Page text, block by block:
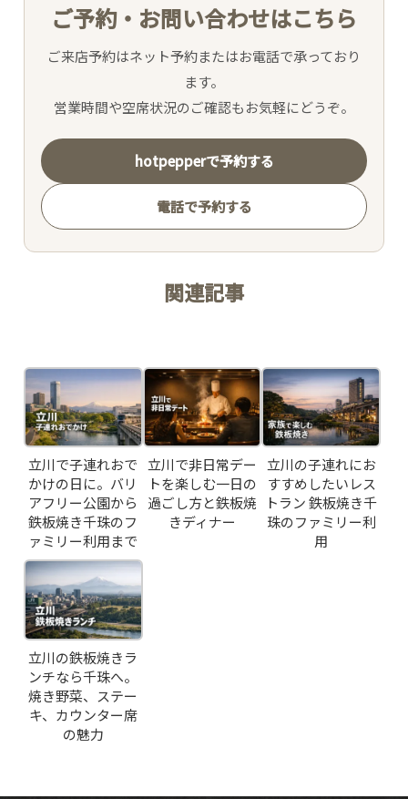
SNS
INTERIOR
NEWS
MOVIE
ACCESS /
RESERVATION
ご予約・お問い合わせはこちら
ご来店予約はネット予約またはお電話で承っており
ます。
営業時間や空席状況のご確認もお気軽にどうぞ。
hotpepperで予約する
電話で予約する
関連記事
立川で子連れおで
かけの日に。バリ
アフリー公園から
鉄板焼き千珠のフ
ァミリー利用まで
立川で非日常デー
トを楽しむ一日の
過ごし方と鉄板焼
きディナー
立川の子連れにお
すすめしたいレス
トラン 鉄板焼き千
珠のファミリー利
用
立川の鉄板焼きラ
ンチなら千珠へ。
焼き野菜、ステー
キ、カウンター席
の魅力